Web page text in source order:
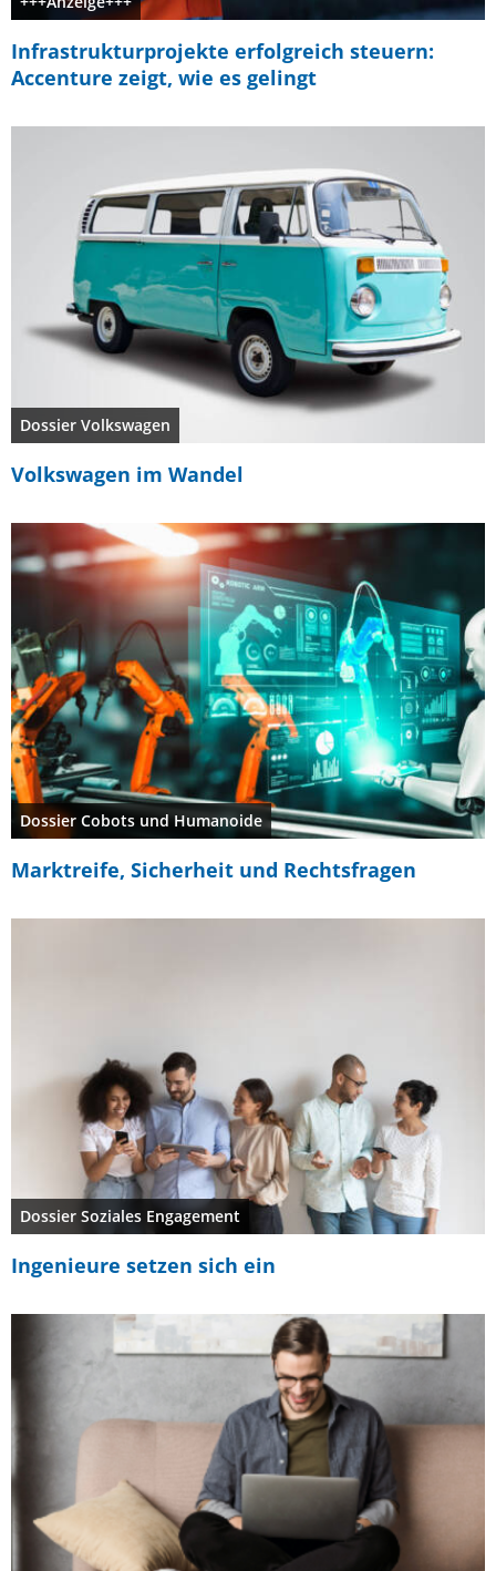
Infrastrukturprojekte erfolgreich steuern:
Accenture zeigt, wie es gelingt
Dossier Volkswagen
Volkswagen im Wandel
Dossier Cobots und Humanoide
Marktreife, Sicherheit und Rechtsfragen
Dossier Soziales Engagement
Ingenieure setzen sich ein